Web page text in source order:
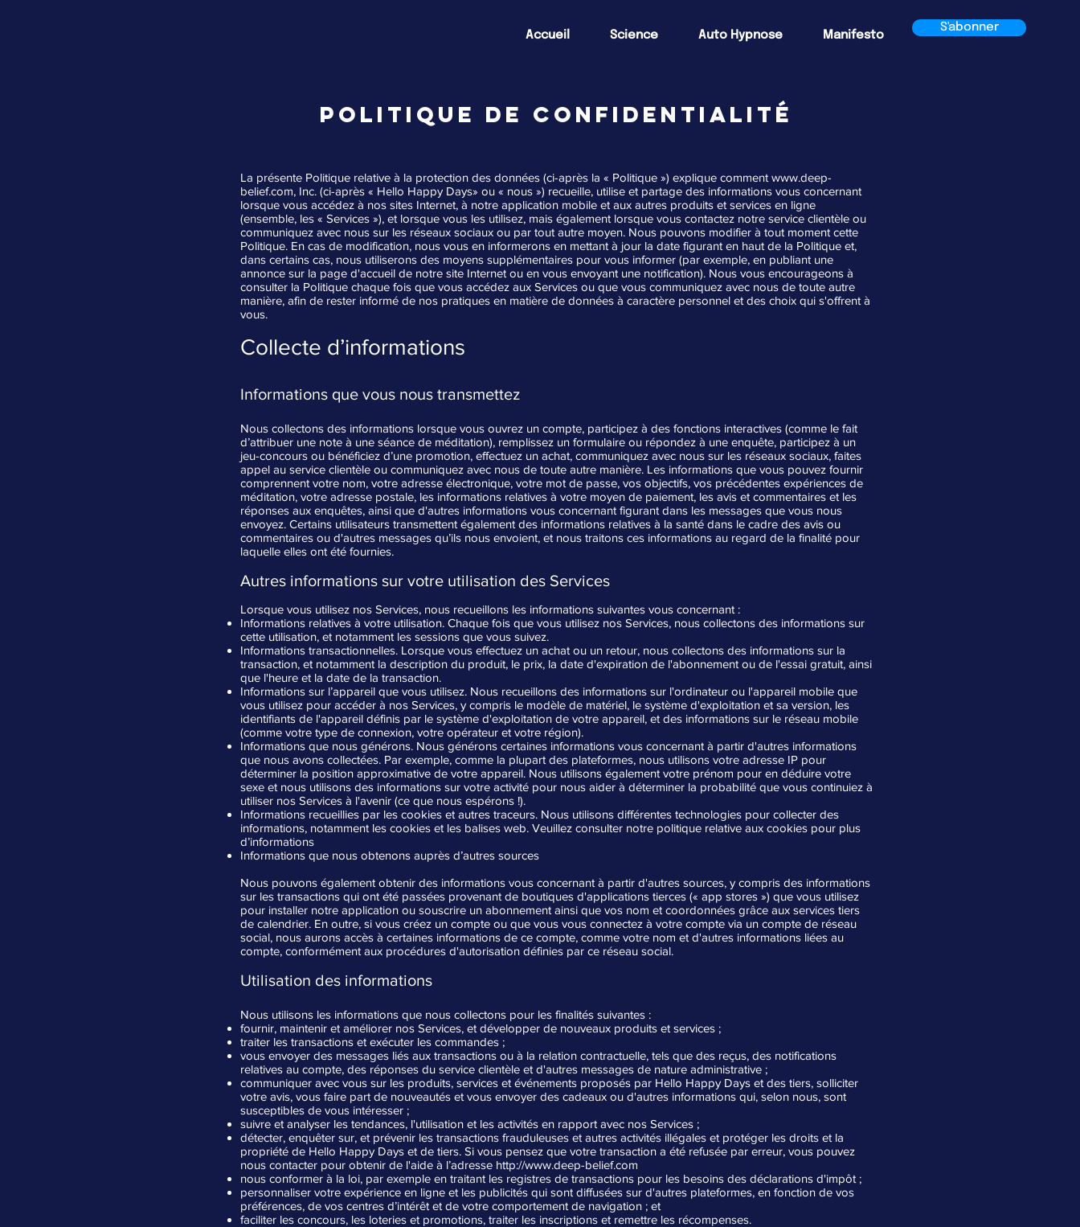
Accueil Science Auto Hypnose Manifesto
S'abonner
POLITIQUE DE CONFIDENTIALITÉ
La présente Politique relative à la protection des données (ci-après la « Politique ») explique comment www.deep-
belief.com, Inc. (ci-après « Hello Happy Days» ou « nous ») recueille, utilise et partage des informations vous concernant
lorsque vous accédez à nos sites Internet, à notre application mobile et aux autres produits et services en ligne
(ensemble, les « Services »), et lorsque vous les utilisez, mais également lorsque vous contactez notre service clientèle ou
communiquez avec nous sur les réseaux sociaux ou par tout autre moyen. Nous pouvons modifier à tout moment cette
Politique. En cas de modification, nous vous en informerons en mettant à jour la date figurant en haut de la Politique et,
dans certains cas, nous utiliserons des moyens supplémentaires pour vous informer (par exemple, en publiant une
annonce sur la page d'accueil de notre site Internet ou en vous envoyant une notification). Nous vous encourageons à
consulter la Politique chaque fois que vous accédez aux Services ou que vous communiquez avec nous de toute autre
manière, afin de rester informé de nos pratiques en matière de données à caractère personnel et des choix qui s'offrent à
vous.
Collecte d’informations
Informations que vous nous transmettez
Nous collectons des informations lorsque vous ouvrez un compte, participez à des fonctions interactives (comme le fait
d’attribuer une note à une séance de méditation), remplissez un formulaire ou répondez à une enquête, participez à un
jeu-concours ou bénéficiez d’une promotion, effectuez un achat, communiquez avec nous sur les réseaux sociaux, faites
appel au service clientèle ou communiquez avec nous de toute autre manière. Les informations que vous pouvez fournir
comprennent votre nom, votre adresse électronique, votre mot de passe, vos objectifs, vos précédentes expériences de
méditation, votre adresse postale, les informations relatives à votre moyen de paiement, les avis et commentaires et les
réponses aux enquêtes, ainsi que d'autres informations vous concernant figurant dans les messages que vous nous
envoyez. Certains utilisateurs transmettent également des informations relatives à la santé dans le cadre des avis ou
commentaires ou d'autres messages qu’ils nous envoient, et nous traitons ces informations au regard de la finalité pour
laquelle elles ont été fournies.
Autres informations sur votre utilisation des Services
Lorsque vous utilisez nos Services, nous recueillons les informations suivantes vous concernant :
Informations relatives à votre utilisation. Chaque fois que vous utilisez nos Services, nous collectons des informations sur
cette utilisation, et notamment les sessions que vous suivez.
Informations transactionnelles. Lorsque vous effectuez un achat ou un retour, nous collectons des informations sur la
transaction, et notamment la description du produit, le prix, la date d'expiration de l'abonnement ou de l'essai gratuit, ainsi
que l'heure et la date de la transaction.
Informations sur l’appareil que vous utilisez. Nous recueillons des informations sur l'ordinateur ou l'appareil mobile que
vous utilisez pour accéder à nos Services, y compris le modèle de matériel, le système d'exploitation et sa version, les
identifiants de l'appareil définis par le système d'exploitation de votre appareil, et des informations sur le réseau mobile
(comme votre type de connexion, votre opérateur et votre région).
Informations que nous générons. Nous générons certaines informations vous concernant à partir d'autres informations
que nous avons collectées. Par exemple, comme la plupart des plateformes, nous utilisons votre adresse IP pour
déterminer la position approximative de votre appareil. Nous utilisons également votre prénom pour en déduire votre
sexe et nous utilisons des informations sur votre activité pour nous aider à déterminer la probabilité que vous continuiez à
utiliser nos Services à l'avenir (ce que nous espérons !).
Informations recueillies par les cookies et autres traceurs. Nous utilisons différentes technologies pour collecter des
informations, notamment les cookies et les balises web. Veuillez consulter notre politique relative aux cookies pour plus
d’informations
Informations que nous obtenons auprès d’autres sources
Nous pouvons également obtenir des informations vous concernant à partir d'autres sources, y compris des informations
sur les transactions qui ont été passées provenant de boutiques d'applications tierces (« app stores ») que vous utilisez
pour installer notre application ou souscrire un abonnement ainsi que vos nom et coordonnées grâce aux services tiers
de calendrier. En outre, si vous créez un compte ou que vous vous connectez à votre compte via un compte de réseau
social, nous aurons accès à certaines informations de ce compte, comme votre nom et d'autres informations liées au
compte, conformément aux procédures d'autorisation définies par ce réseau social.
Utilisation des informations
Nous utilisons les informations que nous collectons pour les finalités suivantes :
fournir, maintenir et améliorer nos Services, et développer de nouveaux produits et services ;
traiter les transactions et exécuter les commandes ;
vous envoyer des messages liés aux transactions ou à la relation contractuelle, tels que des reçus, des notifications
relatives au compte, des réponses du service clientèle et d'autres messages de nature administrative ;
communiquer avec vous sur les produits, services et événements proposés par Hello Happy Days et des tiers, solliciter
votre avis, vous faire part de nouveautés et vous envoyer des cadeaux ou d'autres informations qui, selon nous, sont
susceptibles de vous intéresser ;
suivre et analyser les tendances, l'utilisation et les activités en rapport avec nos Services ;
détecter, enquêter sur, et prévenir les transactions frauduleuses et autres activités illégales et protéger les droits et la
propriété de Hello Happy Days et de tiers. Si vous pensez que votre transaction a été refusée par erreur, vous pouvez
nous contacter pour obtenir de l'aide à l’adresse http://www.deep-belief.com
nous conformer à la loi, par exemple en traitant les registres de transactions pour les besoins des déclarations d'impôt ;
personnaliser votre expérience en ligne et les publicités qui sont diffusées sur d'autres plateformes, en fonction de vos
préférences, de vos centres d’intérêt et de votre comportement de navigation ; et
faciliter les concours, les loteries et promotions, traiter les inscriptions et remettre les récompenses.